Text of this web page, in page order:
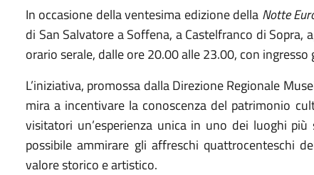
In occasione della ventesima edizione della Notte
di San Salvatore a Soffena, a Castelfranco di
orario serale, dalle ore 20.00 alle 23.00, con ingresso
L’iniziativa, promossa dalla Direzione Regionale
mira a incentivare la conoscenza del patrimonio
visitatori un’esperienza unica in uno dei luoghi
possibile ammirare gli affreschi quattrocenteschi
valore storico e artistico.